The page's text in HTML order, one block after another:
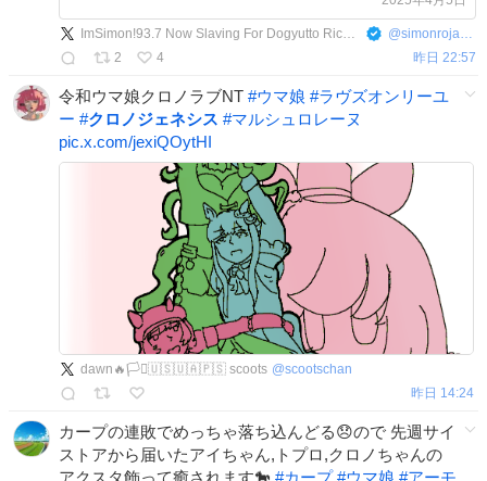
ImSimon!93.7 Now Slaving For Dogyutto Rice Shower @simonrojas937
2
4 昨日 22:57
令和ウマ娘クロノラブNT #ウマ娘 #ラヴズオンリーユ
ー #クロノジェネシス #マルシュロレーヌ
pic.x.com/jexiQOytHI
dawn🔥🏳️‍⚧️🇺🇸🇺🇦🇵🇸 scoots @scootschan
昨日 14:24
カープの連敗でめっちゃ落ち込んどる😞ので 先週サイ
ストアから届いたアイちゃん,トプロ,クロノちゃんの
アクスタ飾って癒されます🐎 #カープ #ウマ娘 #アーモ